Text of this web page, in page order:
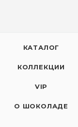
КАТАЛОГ
КОЛЛЕКЦИИ
VIP
О ШОКОЛАДЕ